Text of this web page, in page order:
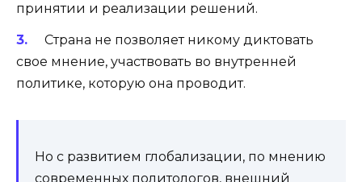
принятии и реализации решений.
Страна не позволяет никому диктовать
свое мнение, участвовать во внутренней
политике, которую она проводит.
Но с развитием глобализации, по мнению
современных политологов, внешний